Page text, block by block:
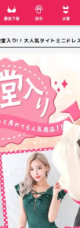
勝負下着 浴衣 水着
堂入り!！大人気タイトミニドレ